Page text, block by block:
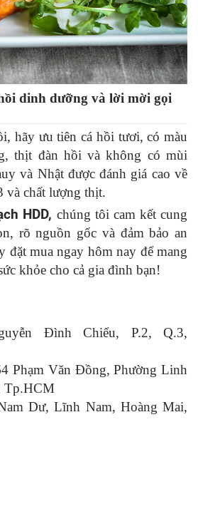
dinh dưỡng và lời mời gọi
hãy ưu tiên cá hồi tươi, có màu
thịt đàn hồi và không có mùi
và Nhật được đánh giá cao về
và chất lượng thịt.
HDD, chúng tôi cam kết cung
rõ nguồn gốc và đảm bảo an
đặt mua ngay hôm nay để mang
khỏe cho cả gia đình bạn!
Đình Chiểu, P.2, Q.3,
Phạm Văn Đồng, Phường Linh
Tp.HCM
Dư, Lĩnh Nam, Hoàng Mai,